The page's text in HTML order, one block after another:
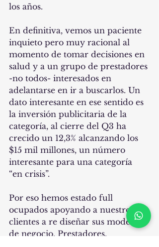
los años.
En definitiva, vemos un paciente
inquieto pero muy racional al
momento de tomar decisiones en
salud y a un grupo de prestadores
-no todos- interesados en
adelantarse en ir a buscarlos. Un
dato interesante en ese sentido es
la inversión publicitaria de la
categoría, al cierre del Q3 ha
crecido un 12,3% alcanzando los
$15 mil millones, un número
interesante para una categoría
“en crisis”.
Por eso hemos estado full
ocupados apoyando a nuestros
clientes a re diseñar sus modelos
de negocio. Prestadores,